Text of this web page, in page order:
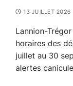
13 JUILLET 2026
Lannion-
horaires des
juillet au 30
alertes